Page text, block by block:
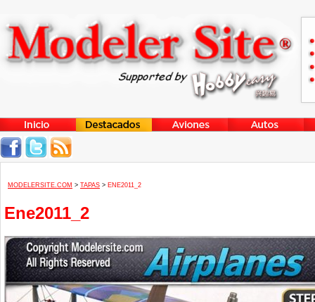
MODELERSITE.COM > TAPAS > ENE2011_2
Ene2011_2